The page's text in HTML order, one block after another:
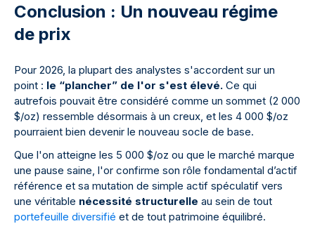
Conclusion : Un nouveau régime
de prix
Pour 2026, la plupart des analystes s'accordent sur un
point : le “plancher” de l'or s'est élevé. Ce qui
autrefois pouvait être considéré comme un sommet (2 000
$/oz) ressemble désormais à un creux, et les 4 000 $/oz
pourraient bien devenir le nouveau socle de base.
Que l'on atteigne les 5 000 $/oz ou que le marché marque
une pause saine, l'or confirme son rôle fondamental d’actif
référence et sa mutation de simple actif spéculatif vers
une véritable nécessité structurelle au sein de tout
portefeuille diversifié et de tout patrimoine équilibré.